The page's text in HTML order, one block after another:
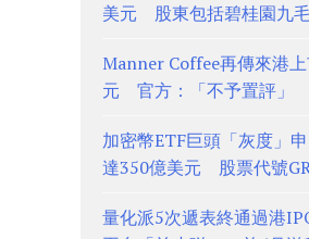
美元 股東包括碧桂園九
Manner Coffee再傳來港
元 官方：「不予置評」
加密幣ETF巨頭「灰度」
達350億美元 股票代號
量化派5次遞表終通過港